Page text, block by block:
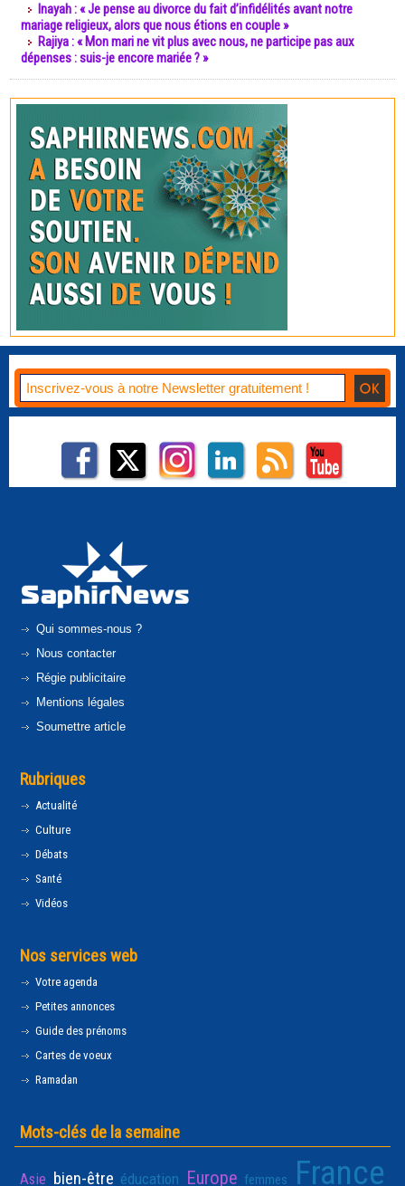
Inayah : « Je pense au divorce du fait d’infidélités avant notre
mariage religieux, alors que nous étions en couple »
Rajiya : « Mon mari ne vit plus avec nous, ne participe pas aux
dépenses : suis-je encore mariée ? »
Qui sommes-nous ?
Nous contacter
Régie publicitaire
Mentions légales
Soumettre article
Rubriques
Actualité
Culture
Débats
Santé
Vidéos
Nos services web
Votre agenda
Petites annonces
Guide des prénoms
Cartes de voeux
Ramadan
Mots-clés de la semaine
Asie bien-être éducation Europe femmes France